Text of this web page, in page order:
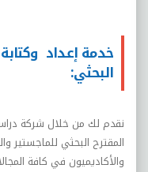
خدمة إعداد
البحثي:
نقدم لك من خلال شركة
المقترح البحثي للماجستير
والأكاديميون في كافة